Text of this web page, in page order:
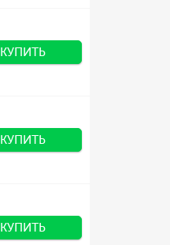
КУПИТЬ
КУПИТЬ
КУПИТЬ